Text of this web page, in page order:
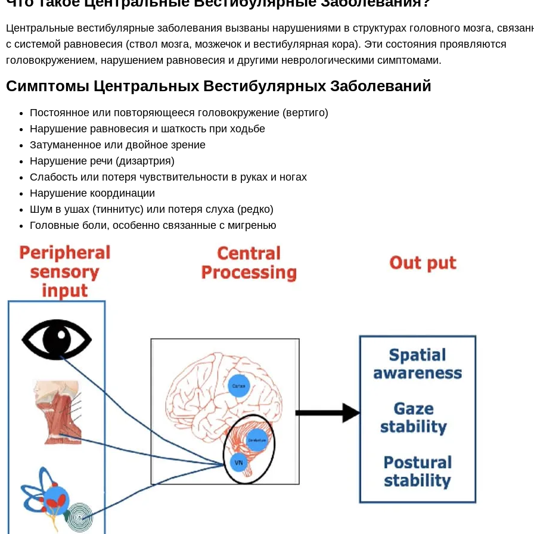
Центральные вестибулярные заболевания вызваны нарушениями в структурах головного мозга,
с системой равновесия (ствол мозга, мозжечок и вестибулярная кора). Эти состояния проявляются
головокружением, нарушением равновесия и другими неврологическими симптомами.
Симптомы Центральных Вестибулярных Заболеваний
Постоянное или повторяющееся головокружение (вертиго)
Нарушение равновесия и шаткость при ходьбе
Затуманенное или двойное зрение
Нарушение речи (дизартрия)
Слабость или потеря чувствительности в руках и ногах
Нарушение координации
Шум в ушах (тиннитус) или потеря слуха (редко)
Головные боли, особенно связанные с мигренью